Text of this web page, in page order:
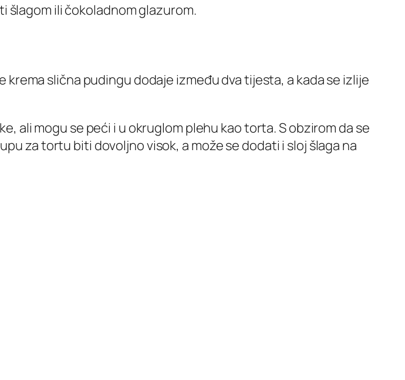
šlagom ili čokoladnom glazurom.
slična pudingu dodaje između dva tijesta, a kada se izlije
ali mogu se peći i u okruglom plehu kao torta. S obzirom da se
za tortu biti dovoljno visok, a može se dodati i sloj šlaga na